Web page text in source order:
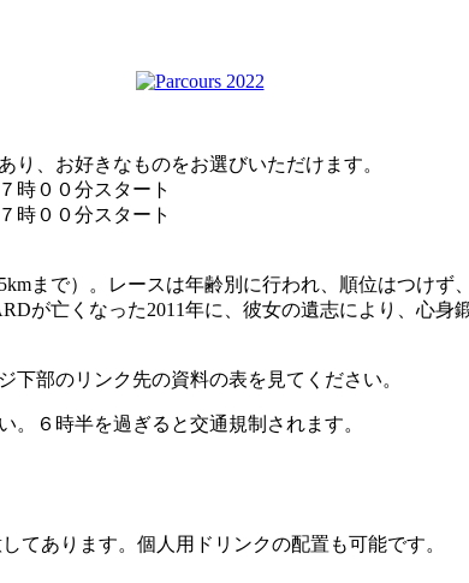
り、お好きなものをお選びいただけます。
時００分スタート
時００分スタート
まで）。レースは年齢別に行われ、順位はつけ
が亡くなった2011年に、彼女の遺志により、心
下部のリンク先の資料の表を見てください。
６時半を過ぎると交通規制されます。
てあります。個人用ドリンクの配置も可能です。